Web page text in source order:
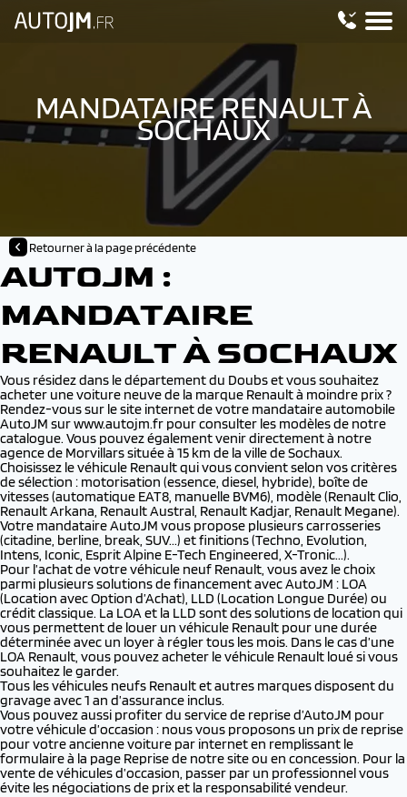
MANDATAIRE RENAULT À
SOCHAUX
Retourner à la page précédente
AUTOJM :
MANDATAIRE
RENAULT À SOCHAUX
Vous résidez dans le département du Doubs et vous souhaitez
acheter une voiture neuve de la marque Renault à moindre prix ?
Rendez-vous sur le site internet de votre mandataire automobile
AutoJM surwww.autojm.fr pour consulter les modèles de notre
catalogue. Vous pouvez également venir directement à notre
agence de Morvillars située à 15 km de la ville de Sochaux.
Choisissez le véhicule Renault qui vous convient selon vos critères
de sélection : motorisation (essence, diesel, hybride), boîte de
vitesses (automatique EAT8, manuelle BVM6), modèle (Renault Clio,
Renault Arkana, Renault Austral, Renault Kadjar, Renault Megane).
Votre mandataire AutoJM vous propose plusieurs carrosseries
(citadine, berline, break, SUV...) et finitions (Techno, Evolution,
Intens, Iconic, Esprit Alpine E-Tech Engineered, X-Tronic...).
Pour l’achat de votre véhicule neuf Renault, vous avez le choix
parmi plusieurs solutions de financement avec AutoJM : LOA
(Location avec Option d’Achat), LLD (Location Longue Durée) ou
crédit classique. La LOA et la LLD sont des solutions de location qui
vous permettent de louer un véhicule Renault pour une durée
déterminée avec un loyer à régler tous les mois. Dans le cas d’une
LOA Renault, vous pouvez acheter le véhicule Renault loué si vous
souhaitez le garder.
Tous les véhicules neufs Renault et autres marques disposent du
gravage avec 1 an d’assurance inclus.
Vous pouvez aussi profiter du service de reprise d’AutoJM pour
votre véhicule d’occasion : nous vous proposons un prix de reprise
pour votre ancienne voiture par internet en remplissant le
formulaire à la page Reprise de notre site ou en concession. Pour la
vente de véhicules d’occasion, passer par un professionnel vous
évite les négociations de prix et la responsabilité vendeur.